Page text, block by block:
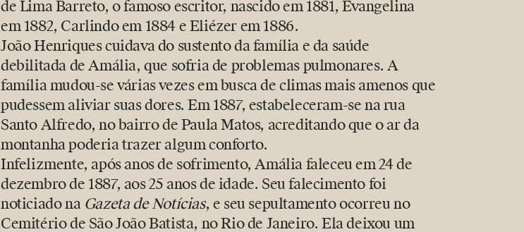
de Lima Barreto, o famoso escritor, nascido em 1881, Evangelina
em 1882, Carlindo em 1884 e Eliézer em 1886.
João Henriques cuidava do sustento da família e da saúde
debilitada de Amália, que sofria de problemas pulmonares. A
família mudou-se várias vezes em busca de climas mais amenos que
pudessem aliviar suas dores. Em 1887, estabeleceram-se na rua
Santo Alfredo, no bairro de Paula Matos, acreditando que o ar da
montanha poderia trazer algum conforto.
Infelizmente, após anos de sofrimento, Amália faleceu em 24 de
dezembro de 1887, aos 25 anos de idade. Seu falecimento foi
noticiado na Gazeta de Notícias, e seu sepultamento ocorreu no
Cemitério de São João Batista, no Rio de Janeiro. Ela deixou um